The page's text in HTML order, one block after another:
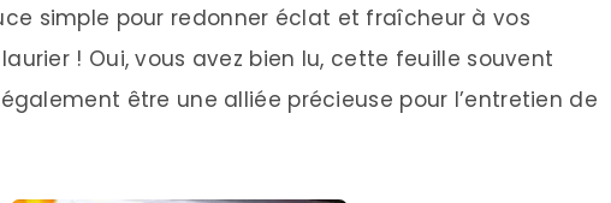
simple pour redonner éclat et fraîcheur à vos
! Oui, vous avez bien lu, cette feuille souvent
être une alliée précieuse pour l’entretien de